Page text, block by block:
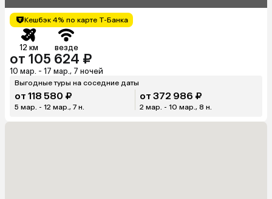
Кешбэк 4% по карте Т-Банка
12 км везде
от 105 624 ₽
10 мар. - 17 мар., 7 ночей
Выгодные туры на соседние даты
от 118 580 ₽
5 мар. - 12 мар., 7 н.
от 372 986 ₽
2 мар. - 10 мар., 8 н.